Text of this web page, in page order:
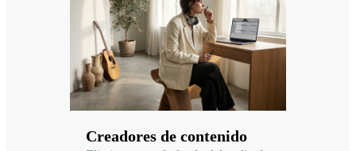
Creadores de contenido